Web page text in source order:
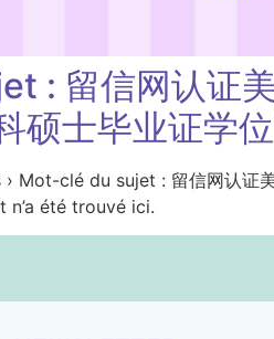
: 留信网认证
硕士毕业证学
Mot-clé du sujet : 留信网认证
n’a été trouvé ici.